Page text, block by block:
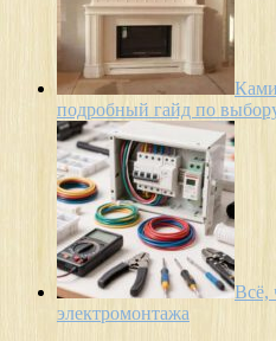
подробный гайд по
Всё,
электромонтажа